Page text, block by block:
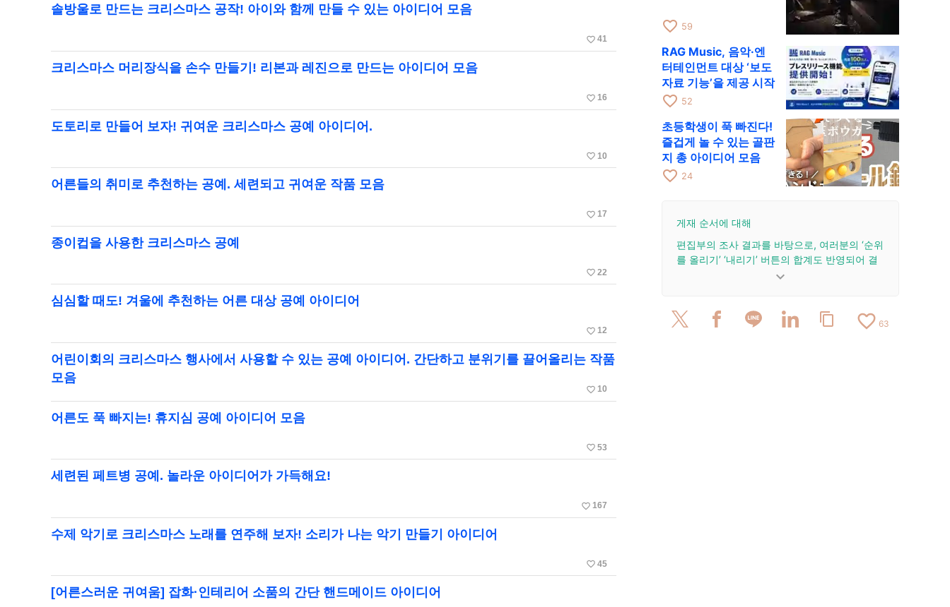
솔방울로 만드는 크리스마스 공작! 아이와 함께 만들 수 있는 아이디어 모음
favorite_border 41
크리스마스 머리장식을 손수 만들기! 리본과 레진으로 만드는 아이디어 모음
favorite_border 16
도토리로 만들어 보자! 귀여운 크리스마스 공예 아이디어.
favorite_border 10
어른들의 취미로 추천하는 공예. 세련되고 귀여운 작품 모음
favorite_border 17
종이컵을 사용한 크리스마스 공예
favorite_border 22
심심할 때도! 겨울에 추천하는 어른 대상 공예 아이디어
favorite_border 12
어린이회의 크리스마스 행사에서 사용할 수 있는 공예 아이디어. 간단하고 분위기를 끌어올리는 작품
모음
favorite_border 10
어른도 푹 빠지는! 휴지심 공예 아이디어 모음
favorite_border 53
세련된 페트병 공예. 놀라운 아이디어가 가득해요!
favorite_border 167
수제 악기로 크리스마스 노래를 연주해 보자! 소리가 나는 악기 만들기 아이디어
favorite_border 45
[어른스러운 귀여움] 잡화·인테리어 소품의 간단 핸드메이드 아이디어
favorite_border 59
RAG Music, 음악·엔
터테인먼트 대상 ‘보도
자료 기능’을 제공 시작
favorite_border 52
초등학생이 푹 빠진다!
즐겁게 놀 수 있는 골판
지 총 아이디어 모음
favorite_border 24
게재 순서에 대해
편집부의 조사 결과를 바탕으로, 여러분의 ‘순위
를 올리기’ ‘내리기’ 버튼의 합계도 반영되어 결
2025/11/11: 리뷰 1건을 추가·업데이트.
keyboard_arrow_down
content_copy favorite_border 63